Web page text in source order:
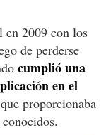
en 2009 con los
de perderse
cumplió una
en el
proporcionaba